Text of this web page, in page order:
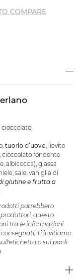
COMPARE
cioccolato
tuorlo d’uovo , lievito
cioccolato fondente
albicocca), glassa
sale, vaniglia di
glutine e frutta a
potrebbero
questo
tra le informazioni
Ti invitiamo
o sul pack